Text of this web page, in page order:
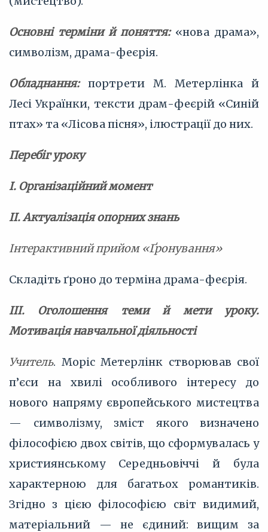
Основні терміни й поняття:«нова драма»,
символізм, драма-феєрія.
Обладнання:портрети М. Метерлінка й
Лесі Українки, тексти драм-феєрій «Синій
птах» та «Лісова пісня», ілюстрації до них.
Перебіг уроку
І. Організаційний момент
II. Актуалізація опорних знань
Інтерактивний прийом «Ґронування»
Складіть ґроно до терміна драма-феєрія.
ІІІ. Оголошення теми й мети уроку.
Мотивація навчальної діяльності
Учитель. Моріс Метерлінк створював свої
п’єси на хвилі особливого інтересу до
нового напряму європейського мистецтва
— символізму, зміст якого визначено
філософією двох світів, що сформувалась у
християнському Середньовіччі й була
характерною для багатьох романтиків.
Згідно з цією філософією світ видимий,
матеріальний — не єдиний: вищим за